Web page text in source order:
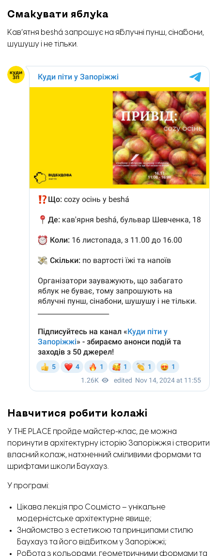
Смакувати яблука
Кав’ятня beshá запрошує на яблучні пунш, сінабони,
шушушу і не тільки.
Навчитися робити колажі
У THE PLACE пройде майстер-клас, де можна
поринути в архітектурну історію Запоріжжя і створити
власний колаж, натхненний сміливими формами та
шрифтами школи Баухауз.
У програмі:
Цікава лекція про Соцмісто – унікальне
модерністське архітектурне явище;
Знайомство з естетикою та принципами стилю
Баухауз та його відбитком у Запоріжжі;
Робота з кольорами, геометричними формами та